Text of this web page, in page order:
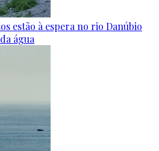
estão à espera no rio Danúbio
água